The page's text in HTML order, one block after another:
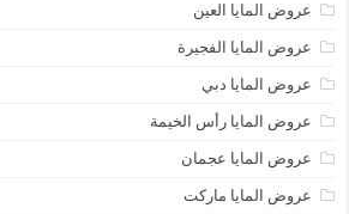
عروض المايا العين
عروض المايا الفجيرة
عروض المايا دبي
عروض المايا رأس الخيمة
عروض المايا عجمان
عروض المايا ماركت